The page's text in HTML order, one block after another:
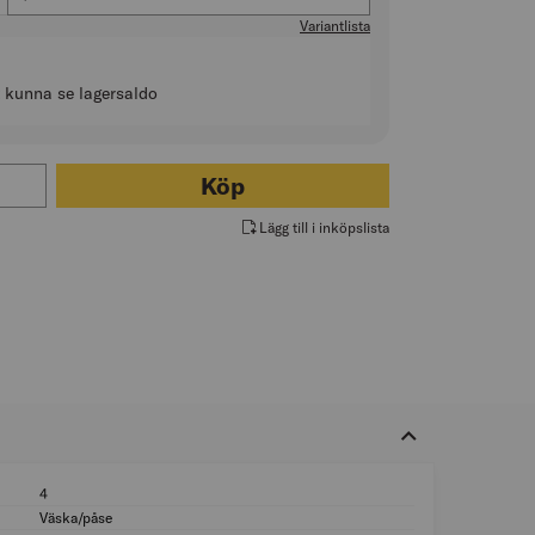
Variantlista
kunna se lagersaldo
FÄSTMASSA SIKACERAM-250
Köp
Lägg till i inköpslista
4
Väska/påse